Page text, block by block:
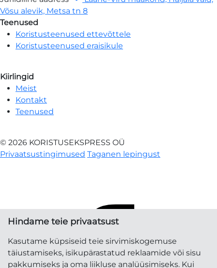
Võsu alevik, Metsa tn 8
Teenused
Koristusteenused ettevõttele
Koristusteenused eraisikule
Kiirlingid
Meist
Kontakt
Teenused
© 2026 KORISTUSEKSPRESS OÜ
Privaatsustingimused Taganen lepingust
Hindame teie privaatsust
Kasutame küpsiseid teie sirvimiskogemuse
täiustamiseks, isikupärastatud reklaamide või sisu
pakkumiseks ja oma liikluse analüüsimiseks. Kui